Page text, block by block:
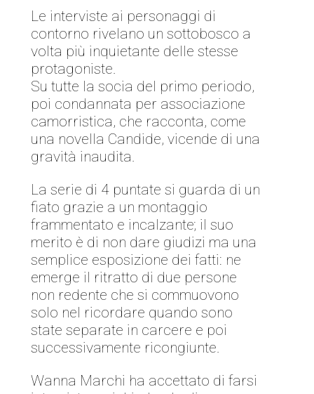
Le interviste ai personaggi di
contorno rivelano un sottobosco a
volta più inquietante delle stesse
protagoniste.
Su tutte la socia del primo periodo,
poi condannata per associazione
camorristica, che racconta, come
una novella Candide, vicende di una
gravità inaudita.
La serie di 4 puntate si guarda di un
fiato grazie a un montaggio
frammentato e incalzante; il suo
merito è di non dare giudizi ma una
semplice esposizione dei fatti: ne
emerge il ritratto di due persone
non redente che si commuovono
solo nel ricordare quando sono
state separate in carcere e poi
successivamente ricongiunte.
Wanna Marchi ha accettato di farsi